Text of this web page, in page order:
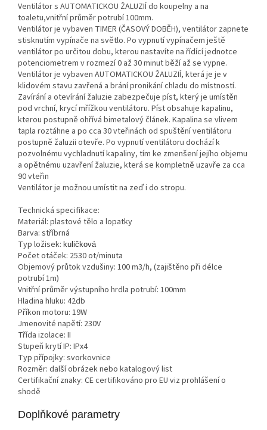
Ventilátor s AUTOMATICKOU ŽALUZIÍ do koupelny a na
toaletu,vnitřní průměr potrubí 100mm.
Ventilátor je vybaven TIMER (ČASOVÝ DOBĚH), ventilátor zapnete
stisknutím vypínače na světlo. Po vypnutí vypínačem ještě
ventilátor po určitou dobu, kterou nastavíte na řídící jednotce
potenciometrem v rozmezí 0 až 30 minut běží až se vypne.
Ventilátor je vybaven AUTOMATICKOU ŽALUZIÍ, která je je v
klidovém stavu zavřená a brání pronikání chladu do místností.
Zavírání a otevírání žaluzie zabezpečuje píst, který je umístěn
pod vrchní, krycí mřížkou ventilátoru. Píst obsahuje kapalinu,
kterou postupně ohřívá bimetalový článek. Kapalina se vlivem
tapla roztáhne a po cca 30 vteřinách od spuštění ventilátoru
postupně žaluzii otevře. Po vypnutí ventilátoru dochází k
pozvolnému vychladnutí kapaliny, tím ke zmenšení jejího objemu
a opětnému uzavření žaluzie, která se kompletně uzavře za cca
90 vteřin
Ventilátor je možnou umístit na zeď i do stropu.
Technická specifikace:
Materiál: plastové tělo a lopatky
Barva: stříbrná
Typ ložisek: kuličková
Počet otáček: 2530 ot/minuta
Objemový průtok vzdušiny: 100 m3/h, (zajištěno při délce
potrubí 1m)
Vnitřní průměr výstupního hrdla potrubí: 100mm
Hladina hluku: 42db
Příkon motoru: 19W
Jmenovité napětí: 230V
Třída izolace: II
Stupeň krytí IP: IPx4
Typ přípojky: svorkovnice
Rozměr: další obrázek nebo katalogový list
Certifikační znaky: CE certifikováno pro EU viz prohlášení o
shodě
Doplňkové parametry